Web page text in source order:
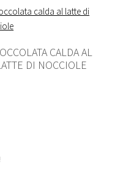
CALDA AL
DI NOCCIOLE